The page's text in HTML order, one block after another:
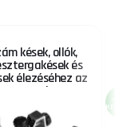
kések, ollók,
és
élezéséhez az
hez